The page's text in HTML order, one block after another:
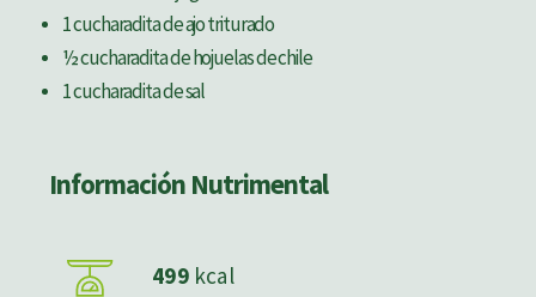
1 cucharadita de ajo triturado
½ cucharadita de hojuelas de chile
1 cucharadita de sal
Información Nutrimental
499 kcal